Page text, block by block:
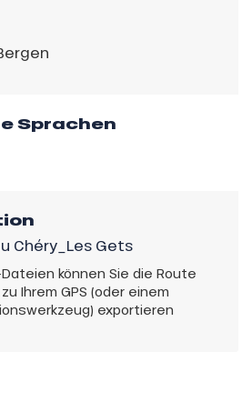
Sprachen
Chéry_Les Gets
Dateien können Sie die Route
Ihrem GPS (oder einem
exportieren